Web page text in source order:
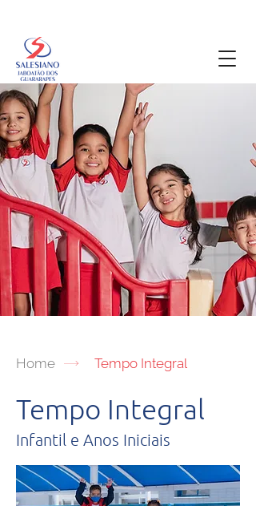
Home Tempo Integral
Tempo Integral
Infantil e Anos Iniciais